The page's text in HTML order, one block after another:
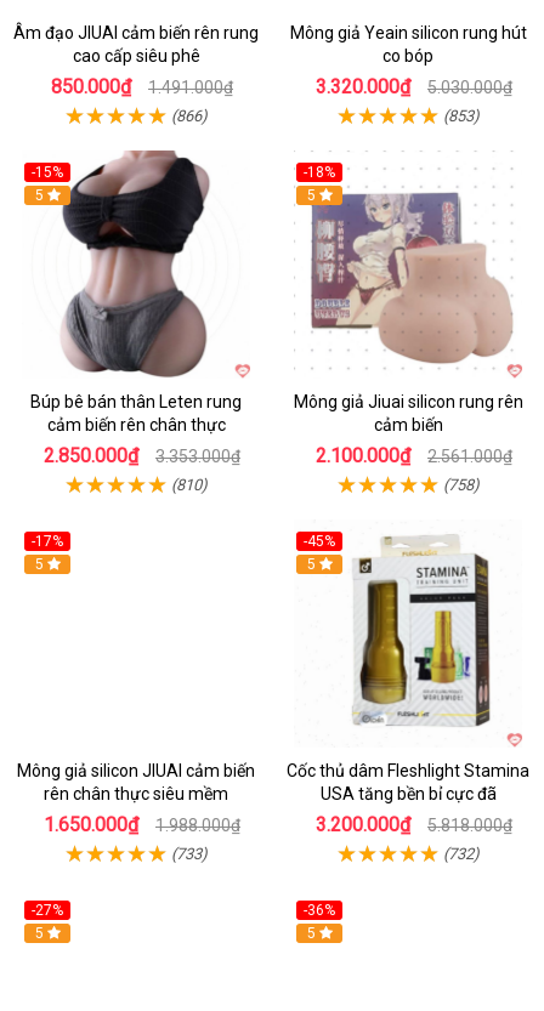
Âm đạo JIUAI cảm biến rên rung
cao cấp siêu phê
850.000₫ 1.491.000₫
(866)
Mông giả Yeain silicon rung hút
co bóp
3.320.000₫ 5.030.000₫
(853)
-15%
5
Búp bê bán thân Leten rung
cảm biến rên chân thực
2.850.000₫ 3.353.000₫
(810)
-18%
5
Mông giả Jiuai silicon rung rên
cảm biến
2.100.000₫ 2.561.000₫
(758)
-17%
Hot
5
Mông giả silicon JIUAI cảm biến
rên chân thực siêu mềm
1.650.000₫ 1.988.000₫
(733)
-45%
Hot
5
Cốc thủ dâm Fleshlight Stamina
USA tăng bền bỉ cực đã
3.200.000₫ 5.818.000₫
(732)
-27%
5
-36%
Hot
5